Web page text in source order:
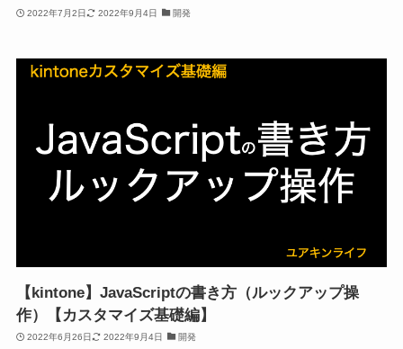
2022年7月2日 2022年9月4日 開発
【kintone】JavaScriptの書き方（ルックアップ操
作）【カスタマイズ基礎編】
2022年6月26日 2022年9月4日 開発